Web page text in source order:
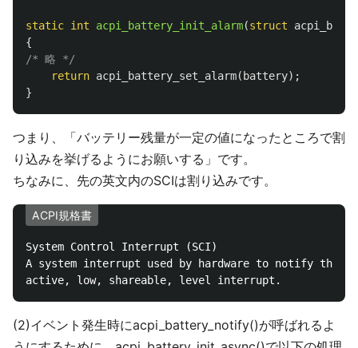
static int acpi_battery_init_alarm(struct
{
/* 略 */
return acpi_battery_set_alarm( battery);
}
つまり、「バッテリー残量が一定の値になったところで割
り込みを挙げるようにお願いする」です。
ちなみに、先の英文内のSCIは割り込みです。
ACPI規格書
System Control Interrupt (SCI)
A system interrupt used by hardware to notify the
(2)イベント発生時にacpi_battery_notify()が呼ばれるよ